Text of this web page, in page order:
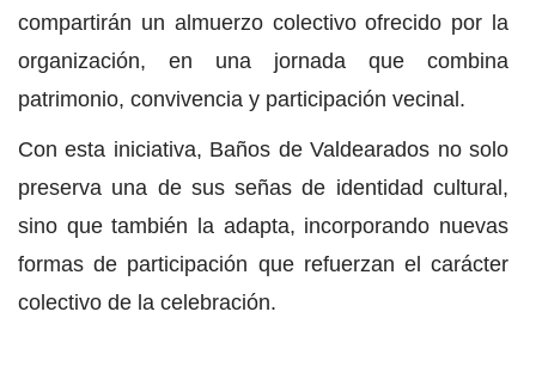
compartirán un almuerzo colectivo ofrecido por la
organización, en una jornada que combina
patrimonio, convivencia y participación vecinal.
Con esta iniciativa, Baños de Valdearados no solo
preserva una de sus señas de identidad cultural,
sino que también la adapta, incorporando nuevas
formas de participación que refuerzan el carácter
colectivo de la celebración.